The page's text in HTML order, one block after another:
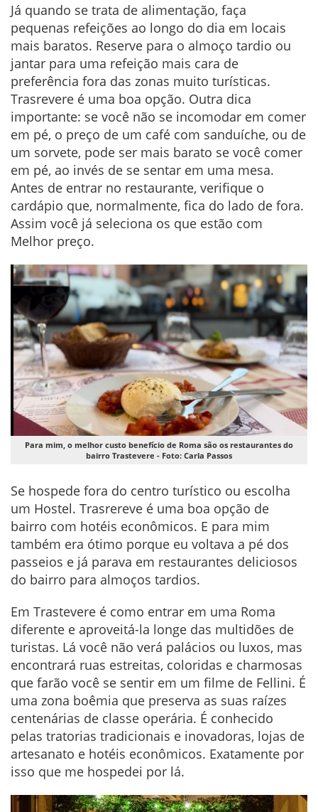
Já quando se trata de alimentação, faça
pequenas refeições ao longo do dia em locais
mais baratos. Reserve para o almoço tardio ou
jantar para uma refeição mais cara de
preferência fora das zonas muito turísticas.
Trasrevere é uma boa opção. Outra dica
importante: se você não se incomodar em comer
em pé, o preço de um café com sanduíche, ou de
um sorvete, pode ser mais barato se você comer
em pé, ao invés de se sentar em uma mesa.
Antes de entrar no restaurante, verifique o
cardápio que, normalmente, fica do lado de fora.
Assim você já seleciona os que estão com
Melhor preço.
Para mim, o melhor custo benefício de Roma são os restaurantes do
bairro Trastevere - Foto: Carla Passos
Se hospede fora do centro turístico ou escolha
um Hostel. Trasrereve é uma boa opção de
bairro com hotéis econômicos. E para mim
também era ótimo porque eu voltava a pé dos
passeios e já parava em restaurantes deliciosos
do bairro para almoços tardios.
Em Trastevere é como entrar em uma Roma
diferente e aproveitá-la longe das multidões de
turistas. Lá você não verá palácios ou luxos, mas
encontrará ruas estreitas, coloridas e charmosas
que farão você se sentir em um filme de Fellini. É
uma zona boêmia que preserva as suas raízes
centenárias de classe operária. É conhecido
pelas tratorias tradicionais e inovadoras, lojas de
artesanato e hotéis econômicos. Exatamente por
isso que me hospedei por lá.